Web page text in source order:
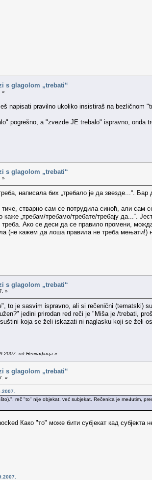
s glagolom „trebati“
»
napisati pravilno ukoliko insistiraš na bezličnom
pogrešno, a "zvezde JE trebalo" ispravno, onda
s glagolom „trebati“
»
написала бих „требало је да звезде...“.
стварно сам се потрудила синоћ, али сам
„требам/требамо/требате/требају да...“.
треба. Ако се деси да се правило промени,
(не кажем да лоша правила не треба мењати!)
s glagolom „trebati“
»
to je sasvim ispravno, ali si rečenični (tematski)
jedini prirodan red reči je "Miša je /trebati,
koja se želi iskazati ni naglasku koji se želi
од Нескафица »
s glagolom „trebati“
»
reč "to" nije objekat, već subjekat. Rečenica je međutim,
Како "то" може бити субјекат кад субјекта